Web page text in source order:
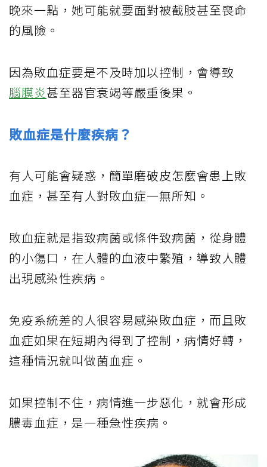
晚來一點，她可能就要面對被截肢甚至喪命
的風險。
因為敗血症要是不及時加以控制，會導致
腦膜炎甚至器官衰竭等嚴重後果。
敗血症是什麼疾病？
有人可能會疑惑，簡單磨破皮怎麼會患上敗
血症，甚至有人對敗血症一無所知。
敗血症就是指致病菌或條件致病菌，從身體
的小傷口，在人體的血液中繁殖，導致人體
出現感染性疾病。
免疫系統差的人很容易感染敗血症，而且敗
血症如果在短期內得到了控制，病情好轉，
這種情況就叫做菌血症。
如果控制不住，病情進一步惡化，就會形成
膿毒血症，是一種急性疾病。